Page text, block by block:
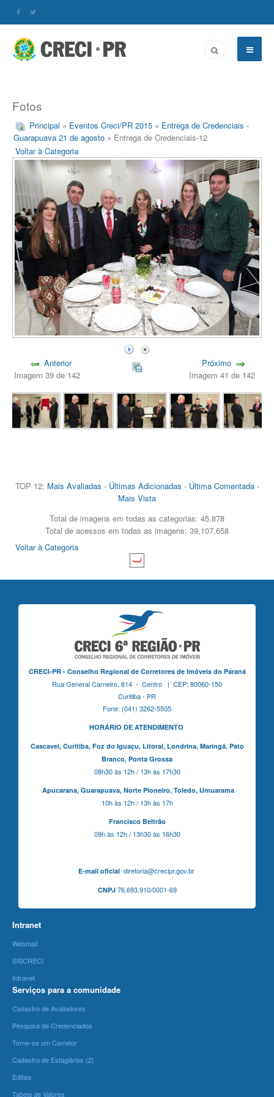
Fotos
Principal » Eventos Creci/PR 2015 » Entrega de Credenciais -
Guarapuava 21 de agosto » Entrega de Credenciais-12
Voltar à Categoria
Anterior
Imagem 39 de 142
Próximo
Imagem 41 de 142
TOP 12: Mais Avaliadas - Últimas Adicionadas - Última Comentada-
Mais Vista
Total de imagens em todas as categorias: 45,878
Total de acessos em todas as imagens: 39,107,658
Voltar à Categoria
CRECI-PR - Conselho Regional de Corretores de Imóveis do Paraná
Rua General Carneiro, 814 - Centro | CEP: 80060-150
Curitiba - PR
Fone: (041) 3262-5505
HORÁRIO DE ATENDIMENTO
Cascavel, Curitiba,Foz do Iguaçu, Litoral, Londrina, Maringá, Pato
Branco, Ponta Grossa
08h30 às 12h / 13h às 17h30
Apucarana, Guarapuava, Norte Pioneiro, Toledo, Umuarama
10h às 12h / 13h às 17h
Francisco Beltrão
09h às 12h / 13h30 às 16h30
E-mail oficialdiretoria@crecipr.gov.br
CNPJ76.693.910/0001-69
Intranet
Webmail
SISCRECI
Intranet
Serviços para a comunidade
Cadastro de Avaliadores
Pesquisa de Credenciados
Torne-se um Corretor
Cadastro de Estagiários (2)
Editais
Tabela de Valores